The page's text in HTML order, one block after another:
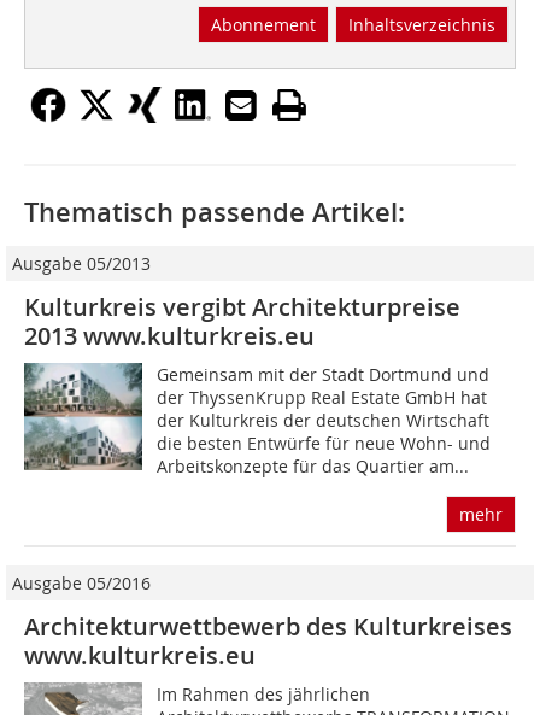
Abonnement Inhaltsverzeichnis
Thematisch passende Artikel:
Ausgabe 05/2013
Kulturkreis vergibt Architekturpreise
2013 www.kulturkreis.eu
Gemeinsam mit der Stadt Dortmund und
der ThyssenKrupp Real Estate GmbH hat
der Kulturkreis der deutschen Wirtschaft
die besten Entwürfe für neue Wohn- und
Arbeitskonzepte für das Quartier am...
mehr
Ausgabe 05/2016
Architekturwettbewerb des Kulturkreises
www.kulturkreis.eu
Im Rahmen des jährlichen